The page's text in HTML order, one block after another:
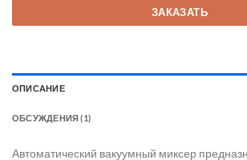
ЗАКАЗАТЬ
ОПИСАНИЕ
ОБСУЖДЕНИЯ (1)
Автоматический вакуумный миксер